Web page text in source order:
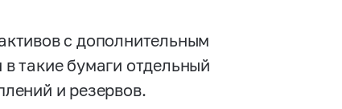
с дополнительным
такие бумаги отдельный
и резервов.